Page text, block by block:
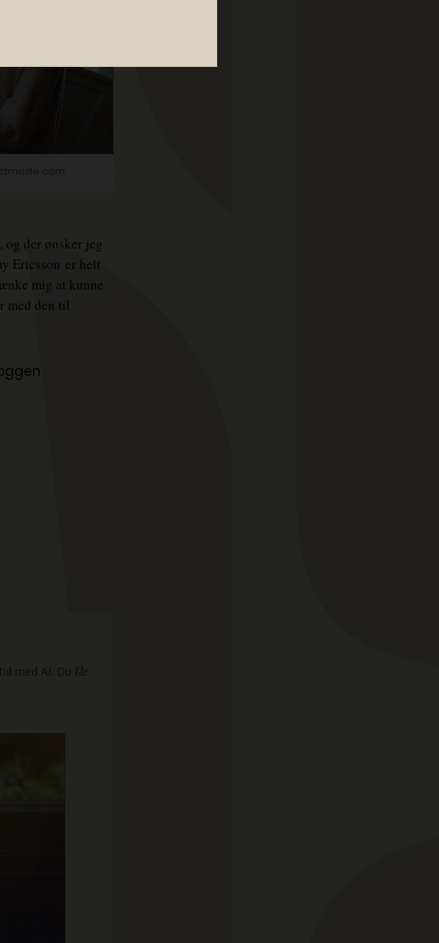
og der ønsker jeg
Ericsson er helt
mig at kunne
med den til